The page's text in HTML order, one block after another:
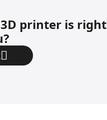
printer is right